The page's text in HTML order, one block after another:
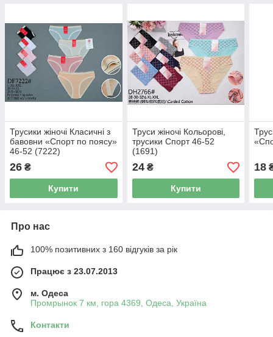
Трусики жіночі Класичні з
бавовни «Спорт по поясу»
46-52 (7222)
26 ₴
Купити
Труси жіночі Кольорові,
трусики Спорт 46-52
(1691)
24₴
Купити
18
Про нас
100% позитивних з 160 відгуків за рік
Працює з 23.07.2013
м. Одеса
Промрынок 7 км, гора 4369, Одеса, Україна
Контакти